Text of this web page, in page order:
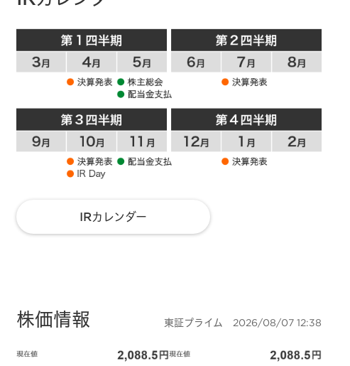
IRカレンダー
株価情報 東証プライム 2026/08/07 12:38